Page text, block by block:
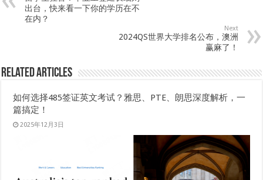
出台，快来看一下你的学历在不
在内？
Next
2024QS世界大学排名公布，澳洲
赢麻了！
Related Articles
如何选择485签证英文考试？雅思、PTE、朗思深度解析，一
篇搞定！
2025年12月3日